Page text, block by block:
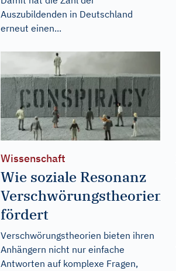
Auszubildenden in Deutschland
erneut einen...
Wissenschaft
Wie soziale Resonanz
Verschwörungstheorien
fördert
Verschwörungstheorien bieten ihren
Anhängern nicht nur einfache
Antworten auf komplexe Fragen,